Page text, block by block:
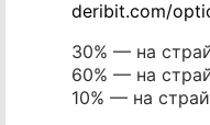
deribit.com/
30% — на
60% — на
10% — на